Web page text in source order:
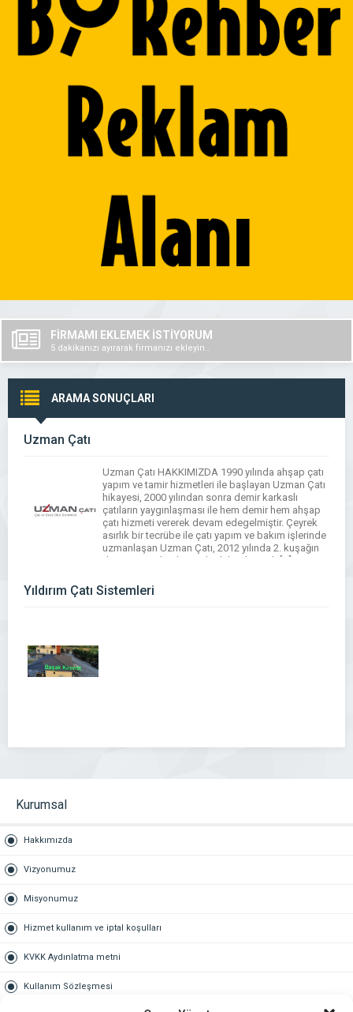
FİRMAMI EKLEMEK İSTİYORUM
5 dakikanızı ayırarak firmanızı ekleyin..
ARAMA SONUÇLARI
Uzman Çatı
Uzman Çatı HAKKIMIZDA 1990 yılında ahşap çatı
yapım ve tamir hizmetleri ile başlayan Uzman Çatı
hikayesi, 2000 yılından sonra demir karkaslı
çatıların yaygınlaşması ile hem demir hem ahşap
çatı hizmeti vererek devam edegelmiştir. Çeyrek
asırlık bir tecrübe ile çatı yapım ve bakım işlerinde
uzmanlaşan Uzman Çatı, 2012 yılında 2. kuşağın
da serüvene katılması ile daha dinamik […]
Yıldırım Çatı Sistemleri
Kurumsal
Hakkımızda
Vizyonumuz
Misyonumuz
Hizmet kullanım ve iptal koşulları
KVKK Aydınlatma metni
Kullanım Sözleşmesi